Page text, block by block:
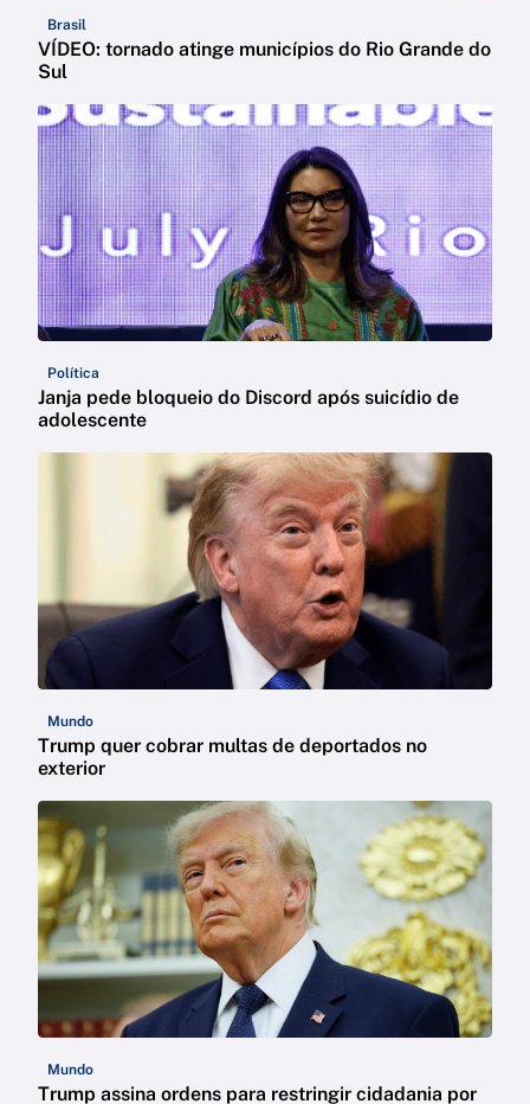
Brasil
VÍDEO: tornado atinge municípios do Rio Grande do
Sul
Política
Janja pede bloqueio do Discord após suicídio de
adolescente
Mundo
Trump quer cobrar multas de deportados no
exterior
Mundo
Trump assina ordens para restringir cidadania por